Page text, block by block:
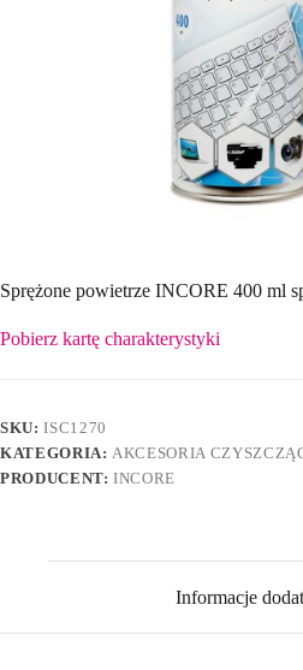
Sprężone powietrze INCORE 400 ml
Pobierz kartę charakterystyki
SKU:ISC1270
KATEGORIA: AKCESORIA
PRODUCENT:INCORE
Informacje